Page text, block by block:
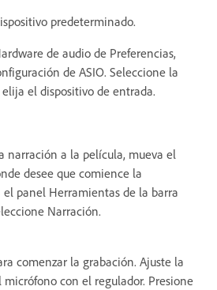
predeterminado.
de audio de Preferencias,
de ASIO. Seleccione la
el dispositivo de entrada.
narración a la película, mueva el
desee que comience la
el panel Herramientas de la barra
Narración.
comenzar la grabación. Ajuste la
con el regulador. Presione